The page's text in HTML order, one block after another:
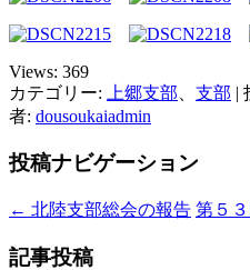
Views: 369
カテゴリー:
上郷支部 支部 |
者: dousoukaiadmin
投稿ナビゲーション
← 北陸支部総会の報告 第５
記事投稿